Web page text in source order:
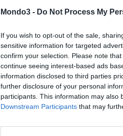
Mondo3 - Do Not Process My
If you wish to opt-out of the sale,
sensitive information for targeted
confirm your selection. Please note
continue seeing interest-based ads
information disclosed to third parties
further disclosure of your personal
participants. This information may also
Downstream Participants that may
In vista dell’avvenimento
“ Festeggia con noi il
uno dei nostri principali
Non è la sola sorpresa,